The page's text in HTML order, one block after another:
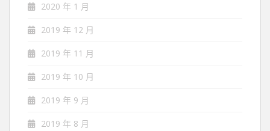
2020 年 1 月
2019 年 12 月
2019 年 11 月
2019 年 10 月
2019 年 9 月
2019 年 8 月